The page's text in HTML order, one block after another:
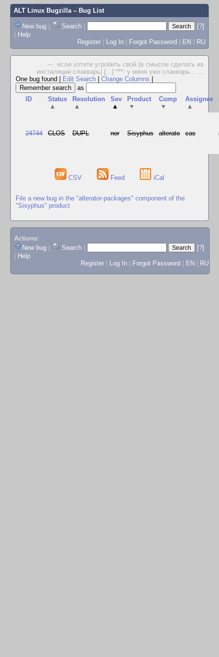
ALT Linux Bugzilla– Bug List
New bug | Search |
[?]
| Help
Register | Log In | Forgot Password | EN | RU
---: если хотите угробить свой (в смысле сделать из
инсталяции слакварь) [...] ***: у меня уже слакварь... ...
One bug found
Edit Search Change Columns
as
ID
Status
▲
Resolution
▲
Sev
▲
Product
▼
Comp
▼
Assignee
▲
24744 CLOS DUPL nor Sisyphus alterato cas
CSV Feed iCal
File a new bug in the "alterator-packages" component of the
"Sisyphus" product
Actions:
New bug
Search
[?]
Help
Register
Log In Forgot Password EN RU